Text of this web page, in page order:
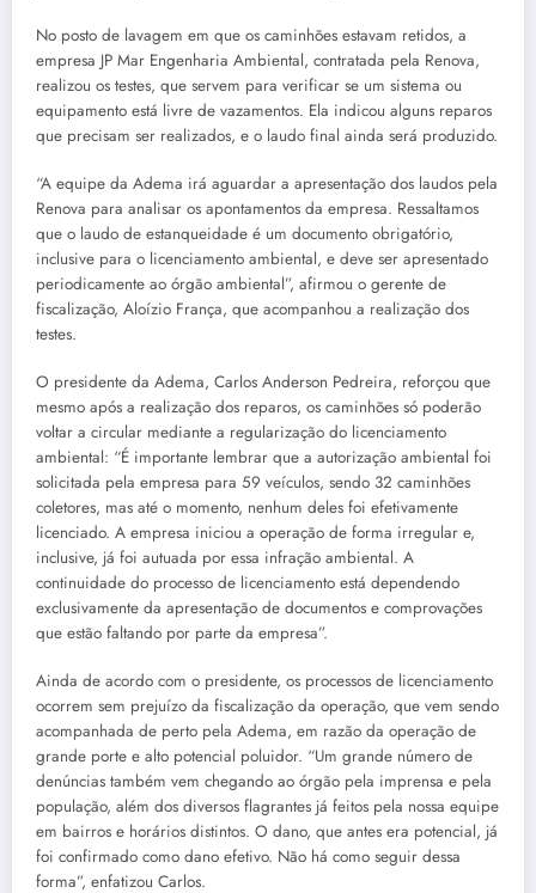
No posto de lavagem em que os caminhões estavam retidos, a
empresa JP Mar Engenharia Ambiental, contratada pela Renova,
realizou os testes, que servem para verificar se um sistema ou
equipamento está livre de vazamentos. Ela indicou alguns reparos
que precisam ser realizados, e o laudo final ainda será produzido.
“A equipe da Adema irá aguardar a apresentação dos laudos pela
Renova para analisar os apontamentos da empresa. Ressaltamos
que o laudo de estanqueidade é um documento obrigatório,
inclusive para o licenciamento ambiental, e deve ser apresentado
periodicamente ao órgão ambiental”, afirmou o gerente de
fiscalização, Aloízio França, que acompanhou a realização dos
testes.
O presidente da Adema, Carlos Anderson Pedreira, reforçou que
mesmo após a realização dos reparos, os caminhões só poderão
voltar a circular mediante a regularização do licenciamento
ambiental: “É importante lembrar que a autorização ambiental foi
solicitada pela empresa para 59 veículos, sendo 32 caminhões
coletores, mas até o momento, nenhum deles foi efetivamente
licenciado. A empresa iniciou a operação de forma irregular e,
inclusive, já foi autuada por essa infração ambiental. A
continuidade do processo de licenciamento está dependendo
exclusivamente da apresentação de documentos e comprovações
que estão faltando por parte da empresa”.
Ainda de acordo com o presidente, os processos de licenciamento
ocorrem sem prejuízo da fiscalização da operação, que vem sendo
acompanhada de perto pela Adema, em razão da operação de
grande porte e alto potencial poluidor. “Um grande número de
denúncias também vem chegando ao órgão pela imprensa e pela
população, além dos diversos flagrantes já feitos pela nossa equipe
em bairros e horários distintos. O dano, que antes era potencial, já
foi confirmado como dano efetivo. Não há como seguir dessa
forma”, enfatizou Carlos.